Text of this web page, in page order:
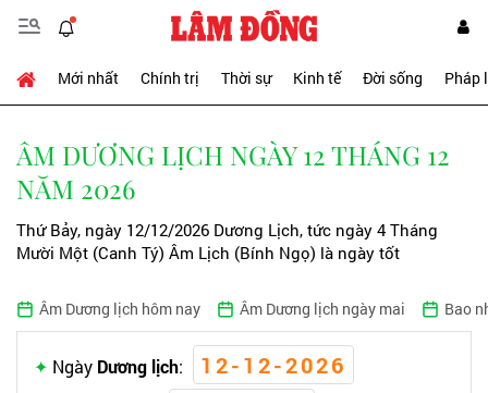
Mới nhất Chính trị Thời sự Kinh tế Đời sống Pháp
ÂM DƯƠNG LỊCH NGÀY 12 THÁNG 12
NĂM 2026
Thứ Bảy, ngày 12/12/2026 Dương Lịch, tức ngày 4 Tháng
Mười Một (Canh Tý) Âm Lịch (Bính Ngọ) là ngày tốt
Âm Dương lịch hôm nay Âm Dương lịch ngày mai Bao
Ngày Dương lịch: 12-12-2026